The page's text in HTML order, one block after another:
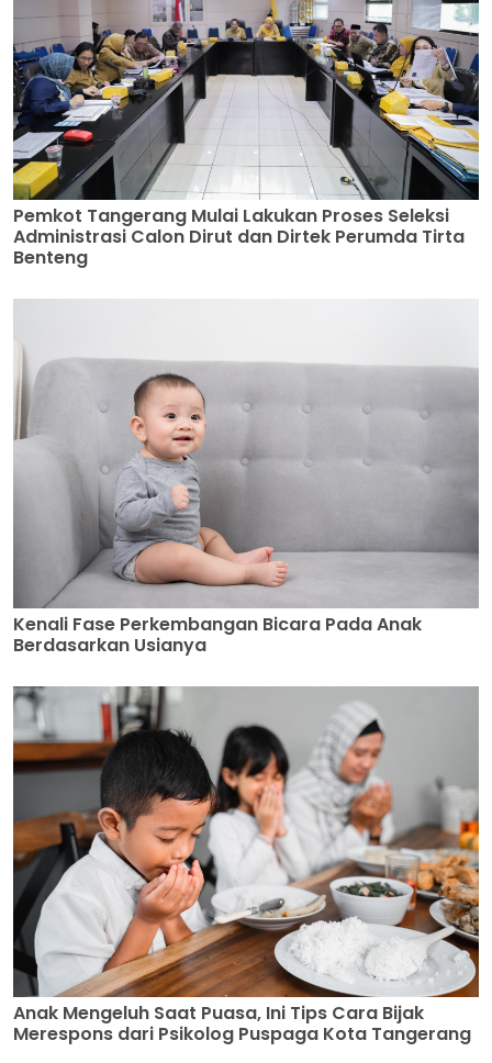
Pemkot Tangerang Mulai Lakukan Proses Seleksi
Administrasi Calon Dirut dan Dirtek Perumda Tirta
Benteng
Kenali Fase Perkembangan Bicara Pada Anak
Berdasarkan Usianya
Anak Mengeluh Saat Puasa, Ini Tips Cara Bijak
Merespons dari Psikolog Puspaga Kota Tangerang